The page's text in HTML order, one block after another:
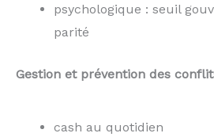
psychologique : seuil
parité
Gestion et prévention des
cash au quotidien